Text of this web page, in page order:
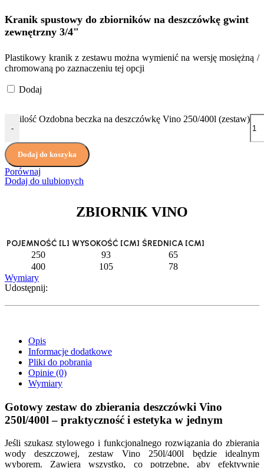
Kranik spustowy do zbiorników na deszczówkę gwint
zewnętrzny 3/4"
Plastikowy kranik z zestawu można wymienić na wersję mosiężną /
chromowaną po zaznaczeniu tej opcji
Dodaj
-
ilość Ozdobna beczka na deszczówkę Vino 250/400l (zestaw)
Dodaj do koszyka
Porównaj
Dodaj do ulubionych
ZBIORNIK VINO
POJEMNOŚĆ [L] WYSOKOŚĆ [CM] ŚREDNICA [CM]
250
93
65
400
105
78
Wymiary
Udostępnij:
Opis
Informacje dodatkowe
Pliki do pobrania
Opinie (0)
Wymiary
Gotowy zestaw do zbierania deszczówki Vino
250l/400l – praktyczność i estetyka w jednym
Jeśli szukasz stylowego i funkcjonalnego rozwiązania do zbierania
wody deszczowej, zestaw Vino 250l/400l będzie idealnym
wyborem. Zawiera wszystko, co potrzebne, aby efektywnie